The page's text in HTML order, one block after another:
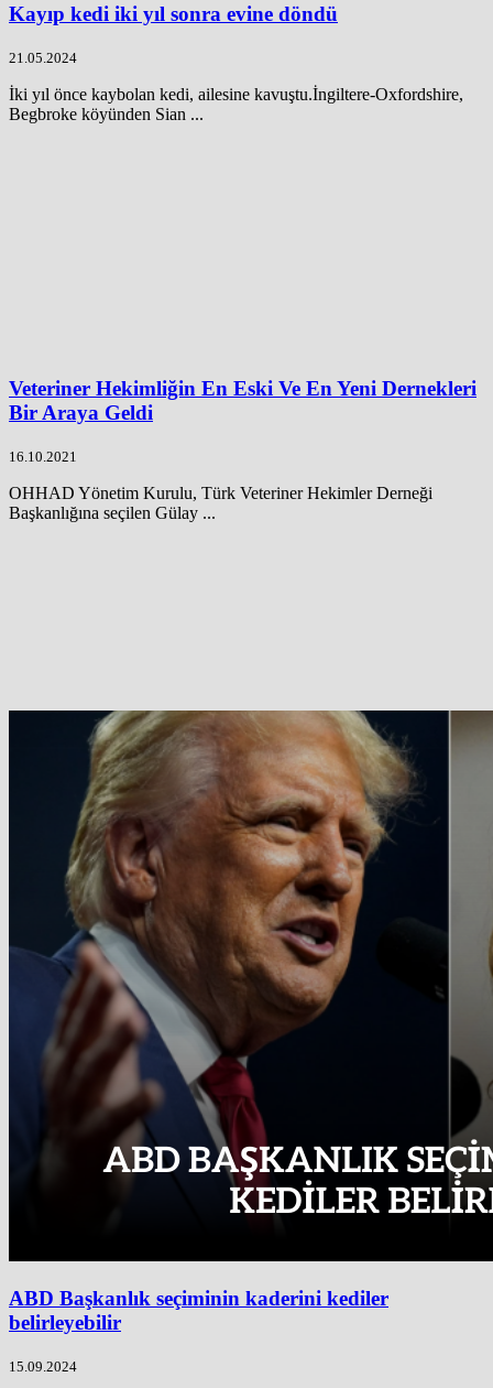
Kayıp kedi iki yıl sonra evine döndü
21.05.2024
İki yıl önce kaybolan kedi, ailesine kavuştu.İngiltere-Oxfordshire,
Begbroke köyünden Sian ...
Veteriner Hekimliğin En Eski Ve En Yeni Dernekleri
Bir Araya Geldi
16.10.2021
OHHAD Yönetim Kurulu, Türk Veteriner Hekimler Derneği
Başkanlığına seçilen Gülay ...
ABD Başkanlık seçiminin kaderini kediler
belirleyebilir
15.09.2024